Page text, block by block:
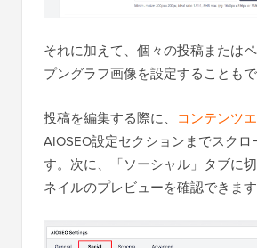
それに加えて、個々の投稿または
プングラフ画像を設定することもで
投稿を編集する際に、 コンテンツ
AIOSEO設定セクションまでスクロ
す。次に、「ソーシャル」タブに
ネイルのプレビューを確認できます